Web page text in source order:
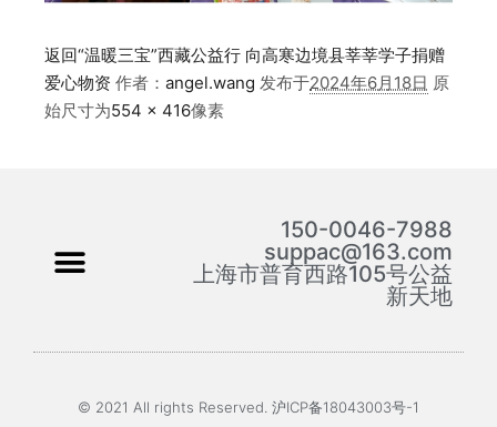
返回“温暖三宝”西藏公益行 向高寒边境县莘莘学子捐赠
爱心物资 作者： angel.wang 发布于2024年6月18日 原
始尺寸为554 × 416像素
150-0046-7988
suppac@163.com
上海市普育西路105号公益
新天地
© 2021 All rights Reserved. 沪ICP备18043003号-1